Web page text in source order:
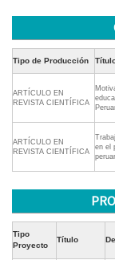
Tipo de Producción
ARTÍCULO EN
REVISTA CIENTÍFICA
ARTÍCULO EN
REVISTA CIENTÍFICA
en el
Tipo
Proyecto
Título